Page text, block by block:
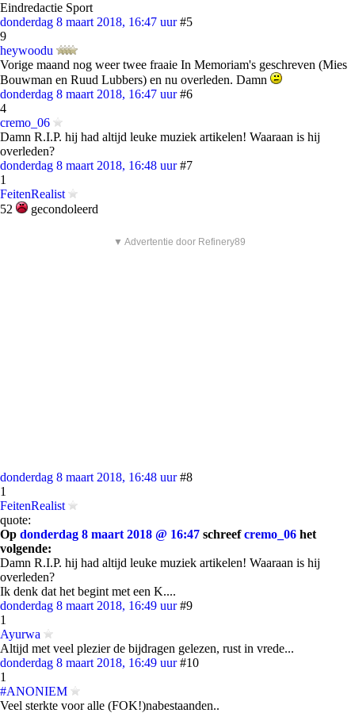
Eindredactie Sport
donderdag 8 maart 2018, 16:47 uur #5
9
heywoodu
Vorige maand nog weer twee fraaie In Memoriam's geschreven (Mies
Bouwman en Ruud Lubbers) en nu overleden. Damn
donderdag 8 maart 2018, 16:47 uur #6
4
cremo_06
Damn R.I.P. hij had altijd leuke muziek artikelen! Waaraan is hij
overleden?
donderdag 8 maart 2018, 16:48 uur #7
1
FeitenRealist
52
gecondoleerd
▼ Advertentie door Refinery89
donderdag 8 maart 2018, 16:48 uur #8
1
FeitenRealist
quote:
Op donderdag 8 maart 2018 @ 16:47 schreefcremo_06 het
volgende:
Damn R.I.P. hij had altijd leuke muziek artikelen! Waaraan is hij
overleden?
Ik denk dat het begint met een K....
donderdag 8 maart 2018, 16:49 uur #9
1
Ayurwa
Altijd met veel plezier de bijdragen gelezen, rust in vrede...
donderdag 8 maart 2018, 16:49 uur #10
1
#ANONIEM
Veel sterkte voor alle (FOK!)nabestaanden..